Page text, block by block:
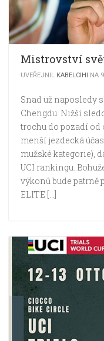
Mistrovství
UVEŘEJNIL KABELCIHI NA
Snad už naposledy
Chengdu. Nižší
trochu do pozadí od
menší jezdecká
mužské kategorie),
UCI rankingu.
výkonů bude patrně
ELITE […]